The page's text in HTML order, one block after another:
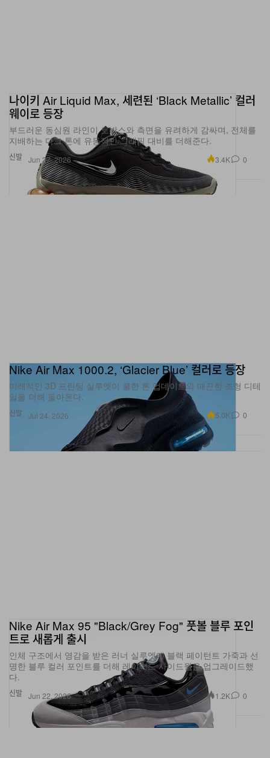
신발
웨이로 등장
부드러운 동심원 라인이 토박스와 측면을 유려하게 감싸며, 전체를
지배하는 다크 톤에 유동적인 그래픽 대비를 더해준다.
Jun 27, 2026
신발
미래적인 3D 프린팅 실루엣이 쿨한 톤 업데이트와 매끈한 조형 디테
일을 더해 돌아온다.
Jul 24, 2026
신발
트로 새롭게 출시
인체 구조에서 영감을 받은 러너 실루엣에 블랙 페이턴트 가죽과 선
명한 블루 컬러 포인트를 더해 레이어드 사이드월을 업그레이드했
다.